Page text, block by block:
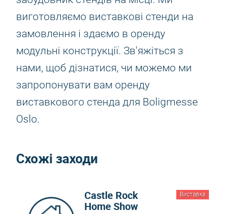
виготовляємо виставкові стенди на
замовлення і здаємо в оренду
модульні конструкції. Зв'яжіться з
нами, щоб дізнатися, чи можемо ми
запропонувати вам оренду
виставкового стенда для Boligmesse
Oslo.
Схожі заходи
Виставка
Castle Rock
Home Show